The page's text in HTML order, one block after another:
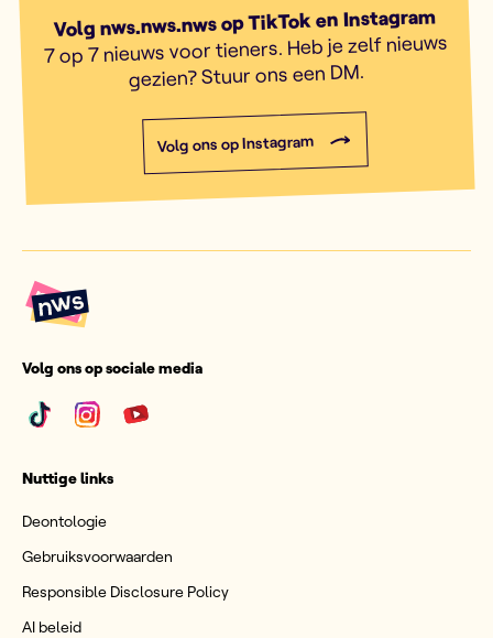
Volg nws.nws.nws op TikTok en Instagram
7 op 7 nieuws voor tieners. Heb je zelf nieuws
gezien? Stuur ons een DM.
Volg ons op Instagram
Volg ons op sociale media
Nuttige links
Deontologie
Gebruiksvoorwaarden
Responsible Disclosure Policy
AI beleid